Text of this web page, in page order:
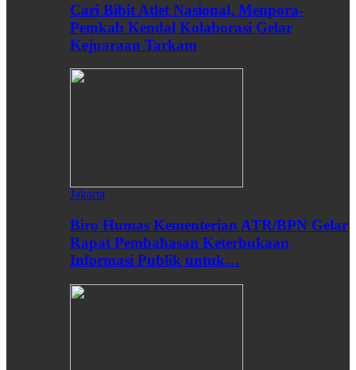
Cari Bibit Atlet Nasional, Menpora-
Pemkab Kendal Kolaborasi Gelar
Kejuaraan Tarkam
Jakarta
Biro Humas Kementerian ATR/BPN Gelar
Rapat Pembahasan Keterbukaan
Informasi Publik untuk…